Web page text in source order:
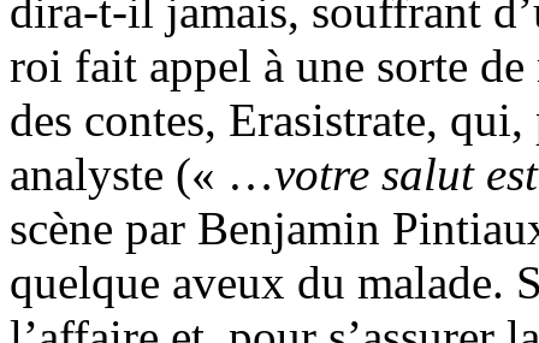
dira-t-il jamais, souffrant
roi fait appel à une sorte de
des contes, Erasistrate,
analyste (« …votre salut
scène par Benjamin
quelque aveux du malade.